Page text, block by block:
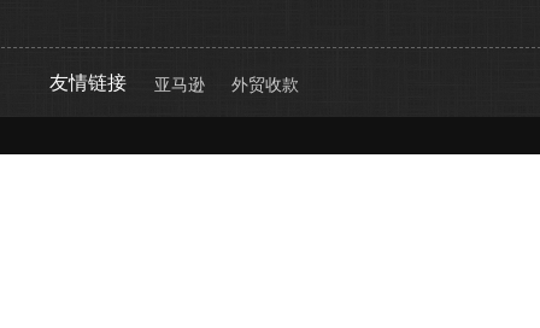
司排名，第三方出厂检验报告费用
友情链接 亚马逊 外贸收款